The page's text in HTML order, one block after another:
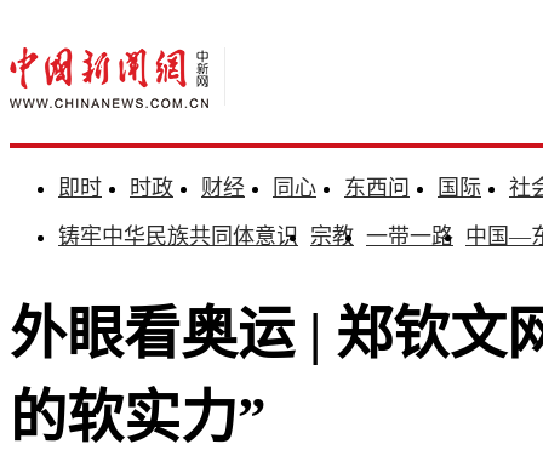
即时 时政 财经 同心 东西问 国际
社
铸牢中华民族共同体意识 宗教 一带一路 中国—
外眼看奥运 | 郑钦文
的软实力”